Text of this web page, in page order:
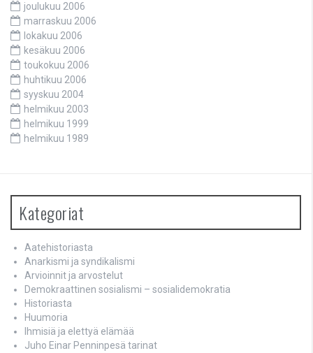
joulukuu 2006
marraskuu 2006
lokakuu 2006
kesäkuu 2006
toukokuu 2006
huhtikuu 2006
syyskuu 2004
helmikuu 2003
helmikuu 1999
helmikuu 1989
Kategoriat
Aatehistoriasta
Anarkismi ja syndikalismi
Arvioinnit ja arvostelut
Demokraattinen sosialismi – sosialidemokratia
Historiasta
Huumoria
Ihmisiä ja elettyä elämää
Juho Einar Penninpesä tarinat